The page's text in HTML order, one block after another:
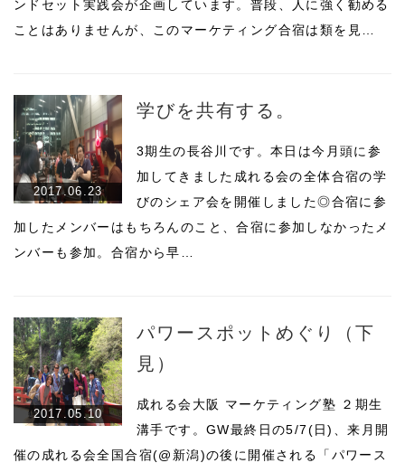
ンドセット実践会が企画しています。普段、人に強く勧める
ことはありませんが、このマーケティング合宿は類を見…
2017.06.23
学びを共有する。
3期生の長谷川です。本日は今月頭に参
加してきました成れる会の全体合宿の学
びのシェア会を開催しました◎合宿に参
加したメンバーはもちろんのこと、合宿に参加しなかったメ
ンバーも参加。合宿から早…
2017.05.10
パワースポットめぐり（下
見）
成れる会大阪 マーケティング塾 ２期生
溝手です。GW最終日の5/7(日)、来月開
催の成れる会全国合宿(@新潟)の後に開催される「パワース